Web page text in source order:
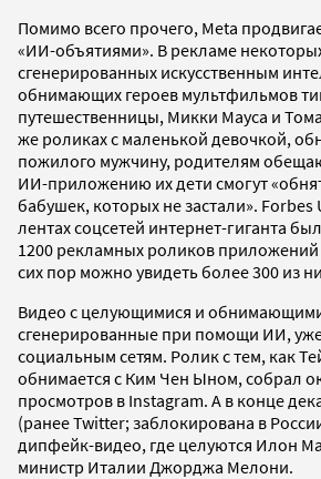
Помимо всего прочего, Meta
«ИИ-объятиями». В рекламе
сгенерированных искусственным
обнимающих героев мультфильмов
путешественницы, Микки Мауса и
же роликах с маленькой девочкой,
пожилого мужчину, родителям
ИИ-приложению их дети смогут
бабушек, которых не застали». Forbes
лентах соцсетей интернет-гиганта
1200 рекламных роликов
сих пор можно увидеть более 300 из
Видео с целующимися и
сгенерированные при помощи ИИ, уже
социальным сетям. Ролик с тем, как
обнимается с Ким Чен Ыном, собрал
просмотров в Instagram. А в конце
(ранее Twitter; заблокирована в
дипфейк-видео, где целуются Илон
министр Италии Джорджа Мелони.